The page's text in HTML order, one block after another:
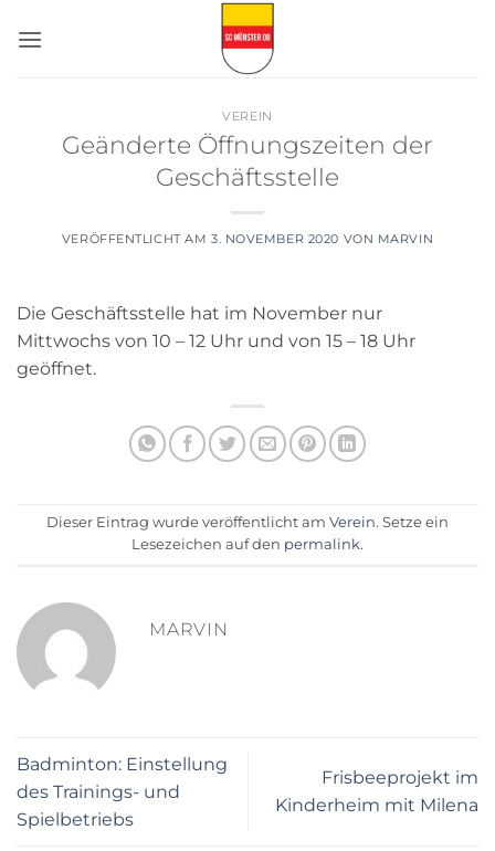
Inhalt
VEREIN
Geänderte Öffnungszeiten der
Geschäftsstelle
VERÖFFENTLICHT AM 3. NOVEMBER 2020 VON MARVIN
Die Geschäftsstelle hat im November nur
Mittwochs von 10 – 12 Uhr und von 15 – 18 Uhr
geöffnet.
Dieser Eintrag wurde veröffentlicht am Verein. Setze ein
Lesezeichen auf den permalink.
MARVIN
Badminton: Einstellung
des Trainings- und
Spielbetriebs
Frisbeeprojekt im
Kinderheim mit Milena